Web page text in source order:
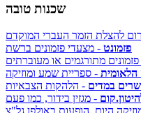
שכנות טובה
להצלת הזמר העברי המוקדם
פזמונט - מצעדי פזמונים ברשת
מתורגמים או מעוברתים
הלאומית - ספריית שמע ומוזיקה
שרים במדים - הלהקות הצבאיות
- מגזין בידור, כמו פעם